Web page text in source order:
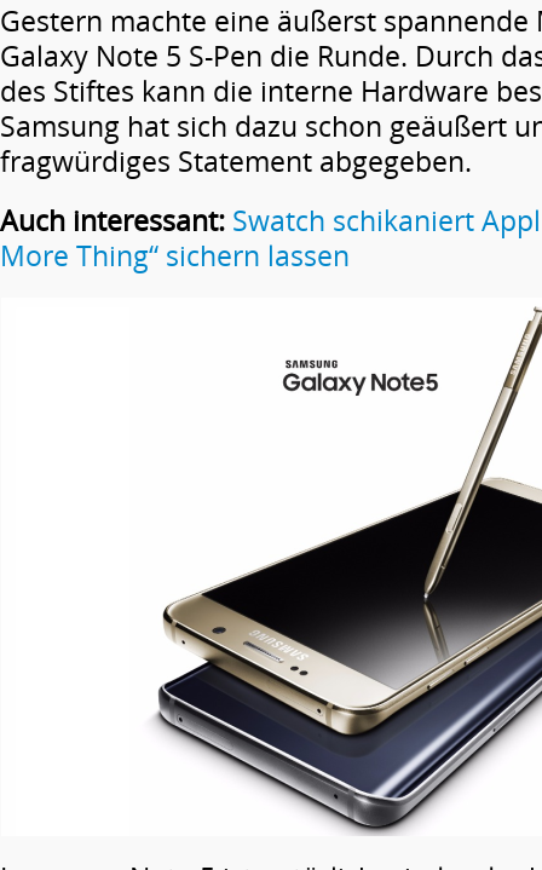
Gestern machte eine äußerst spannende
Galaxy Note 5 S-Pen die Runde. Durch
des Stiftes kann die interne Hardware
Samsung hat sich dazu schon geäußert
fragwürdiges Statement abgegeben.
Auch interessant: Swatch schikaniert
More Thing“ sichern lassen